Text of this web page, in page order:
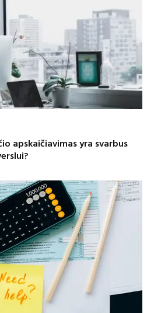
apskaičiavimas yra svarbus